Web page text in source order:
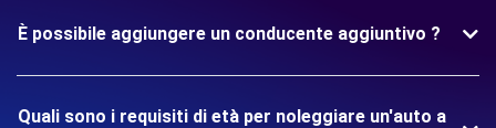
È possibile aggiungere un conducente aggiuntivo ?
Quali sono i requisiti di età per noleggiare un'auto a